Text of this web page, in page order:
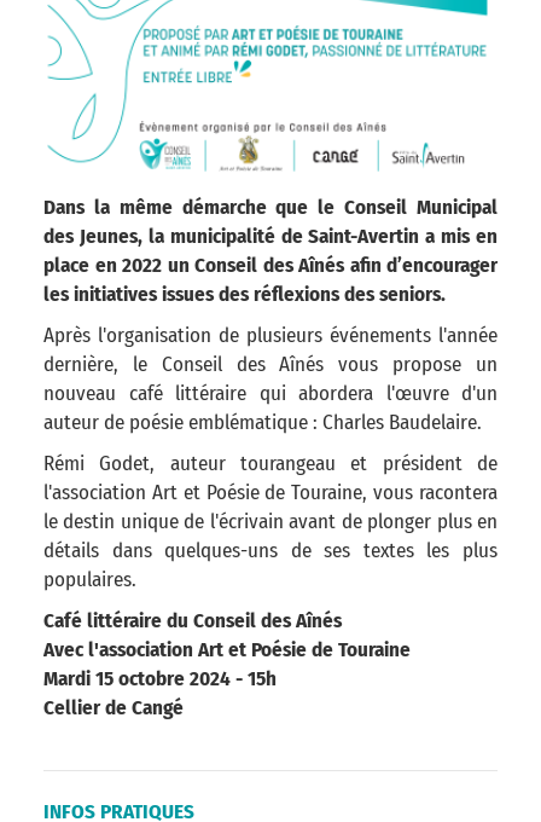
Dans la même démarche que le Conseil Municipal
des Jeunes, la municipalité de Saint-Avertin a mis en
place en 2022 un Conseil des Aînés afin d’encourager
les initiatives issues des réflexions des seniors.
Après l'organisation de plusieurs événements l'année
dernière, le Conseil des Aînés vous propose un
nouveau café littéraire qui abordera l'œuvre d'un
auteur de poésie emblématique : Charles Baudelaire.
Rémi Godet, auteur tourangeau et président de
l'association Art et Poésie de Touraine, vous racontera
le destin unique de l'écrivain avant de plonger plus en
détails dans quelques-uns de ses textes les plus
populaires.
Café littéraire du Conseil des Aînés
Avec l'association Art et Poésie de Touraine
Mardi 15 octobre 2024 - 15h
Cellier de Cangé
INFOS PRATIQUES